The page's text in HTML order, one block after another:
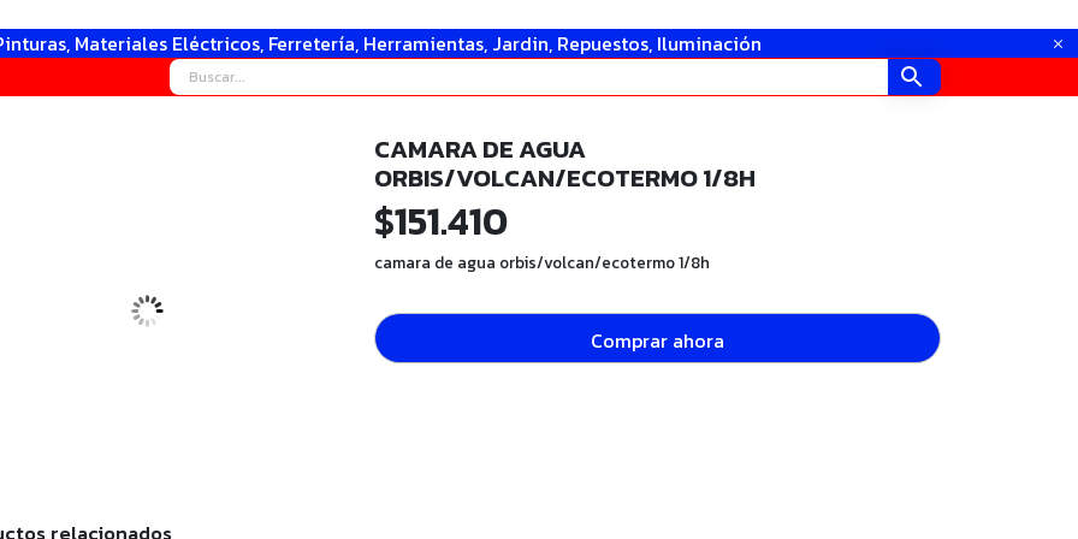
Materiales Eléctricos, Ferretería, Herramientas, Jardin, Repuestos, Iluminación
CAMARA DE AGUA
ORBIS/VOLCAN/ECOTERMO 1/8H
$151.410
camara de agua orbis/volcan/ecotermo 1/8h
Comprar ahora
relacionados